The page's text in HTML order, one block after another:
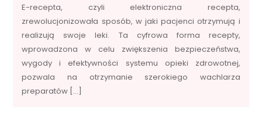
E-recepta, czyli elektroniczna recepta,
zrewolucjonizowała sposób, w jaki pacjenci otrzymują i
realizują swoje leki. Ta cyfrowa forma recepty,
wprowadzona w celu zwiększenia bezpieczeństwa,
wygody i efektywności systemu opieki zdrowotnej,
pozwala na otrzymanie szerokiego wachlarza
preparatów […]